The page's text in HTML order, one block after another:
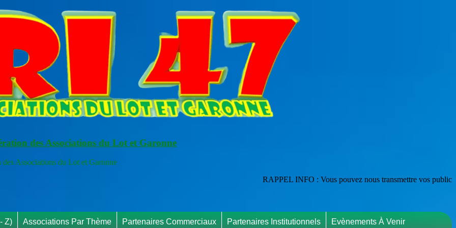
des Associations du Lot et Garonne
Associations du Lot et Garonne
RAPPEL INFO : Vous pouvez nous transmettre vos publications en les
Z) Associations Par Thème Partenaires Commerciaux Partenaires Institutionnels Evènements À Venir